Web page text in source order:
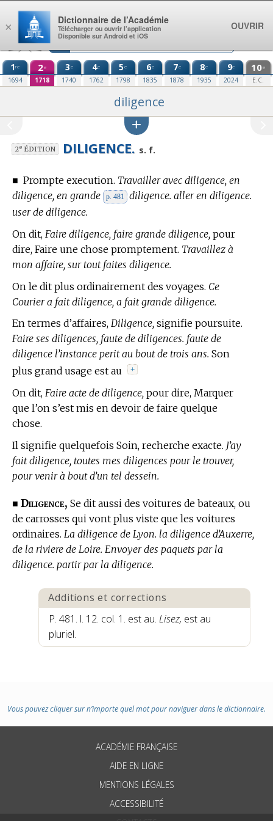
Aller au contenu
1re
1694
2e
1718
3e
1740
4e
1762
5e
1798
6e
1835
7e
1878
8e
1935
9e
2024
10e
E.C.
diligence
2eÉDITION DILIGENCE. s. f.
■ Prompte execution. Travailler avec diligence, en
diligence, en grande
p. 481
diligence. aller en diligence.
user de diligence.
On dit, Faire diligence, faire grande diligence, pour
dire, Faire une chose promptement. Travaillez à
mon affaire, sur tout faites diligence.
On le dit plus ordinairement des voyages. Ce
Courier a fait diligence, a fait grande diligence.
En termes d’affaires, Diligence, signifie poursuite.
Faire ses diligences, faute de diligences. faute de
diligence l’instance perit au bout de trois ans. Son
plus grand usage est au
+
On dit, Faire acte de diligence, pour dire, Marquer
que l’on s’est mis en devoir de faire quelque
chose.
Il signifie quelquefois Soin, recherche exacte. J’ay
fait diligence, toutes mes diligences pour le trouver,
pour venir à bout d’un tel dessein.
■ Diligence, Se dit aussi des voitures de bateaux, ou
de carrosses qui vont plus viste que les voitures
ordinaires. La diligence de Lyon. la diligence d’Auxerre,
de la riviere de Loire. Envoyer des paquets par la
diligence. partir par la diligence.
Additions et corrections
P. 481. l. 12. col. 1. est au.Lisez, est au
pluriel.
Vous pouvez cliquer sur n’importe quel mot pour naviguer dans le dictionnaire.
ACADÉMIE FRANÇAISE
AIDE EN LIGNE
MENTIONS LÉGALES
ACCESSIBILITÉ
×
Dictionnaire de l’Académie
Télécharger ou ouvrir l’application
Disponible sur Android et iOS
OUVRIR